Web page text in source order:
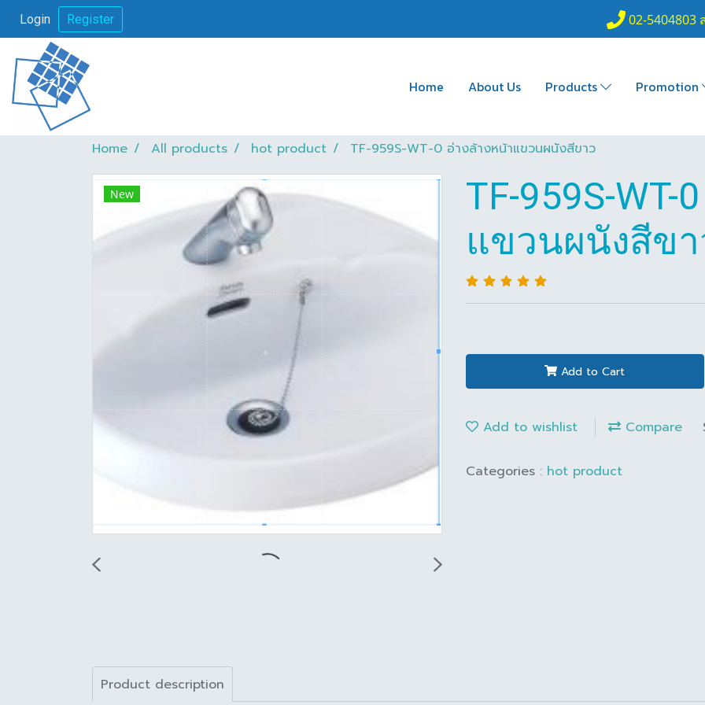
Login Register 02-5404803
Home About Us Products Promotion
Home All products hot product TF-959S-WT-0 อ่างล้างหน้าแขวนผนังสีขาว
New
TF-959S-WT-
แขวนผนังสีขา
Add to Cart
Add to wishlist Compare
Categories : hot product
Product description